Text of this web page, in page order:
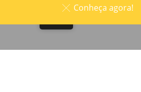
Conheça agora!